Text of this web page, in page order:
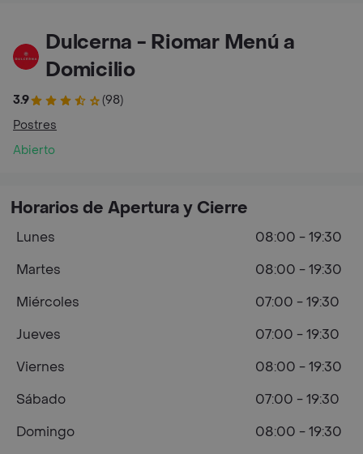
Dulcerna - Riomar Menú a
Domicilio
3.9
(98)
Postres
Abierto
Horarios de Apertura y Cierre
Lunes
08:00 - 19:30
Martes
08:00 - 19:30
Miércoles
07:00 - 19:30
Jueves
07:00 - 19:30
Viernes
08:00 - 19:30
Sábado
07:00 - 19:30
Domingo
08:00 - 19:30